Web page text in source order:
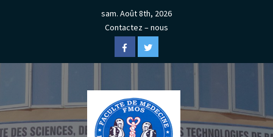
sam. Août 8th, 2026
Contactez – nous
FacebookTwitter